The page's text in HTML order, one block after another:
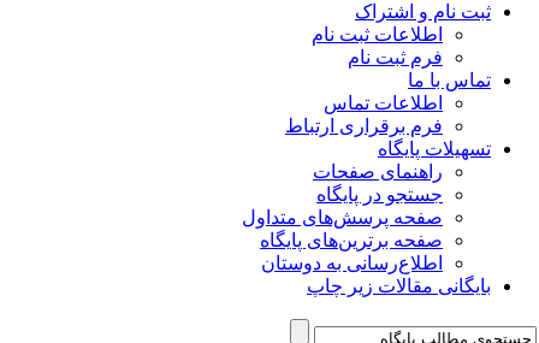
ثبت نام و اشتراک
اطلاعات ثبت نام
فرم ثبت نام
تماس با ما
اطلاعات تماس
فرم برقراری ارتباط
تسهیلات پایگاه
راهنمای صفحات
جستجو در پایگاه
صفحه پرسش‌های متداول
صفحه برترین‌های پایگاه
اطلاع‌رسانی به دوستان
بایگانی مقالات زیر چاپ